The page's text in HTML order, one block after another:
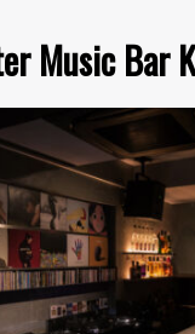
Music Bar